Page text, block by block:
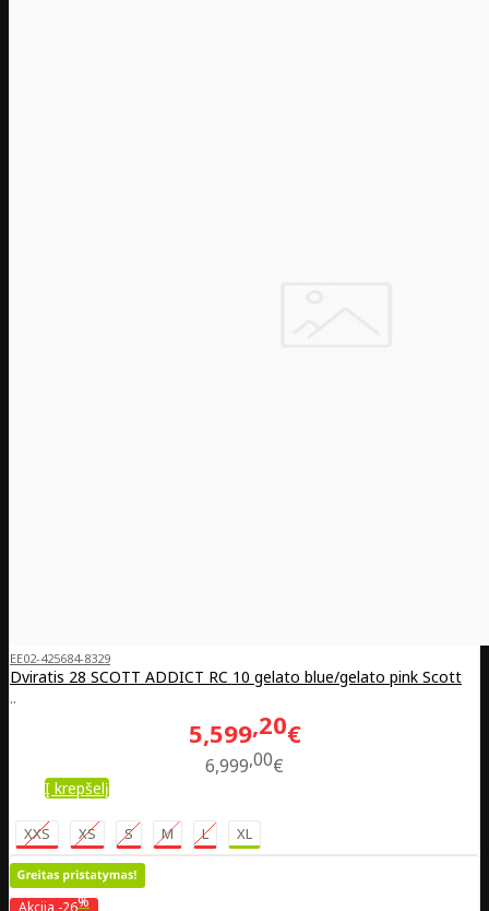
EE02-425684-8329
Dviratis 28 SCOTT ADDICT RC 10 gelato blue/gelato pink Scott
..
5,599 20€
6,999 00€
Į krepšelį
XXS XS S M L XL
Akcija -26%